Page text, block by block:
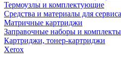
Термоузлы и комплектующие
Средства и материалы для сервиса
Матричные картриджи
Заправочные наборы и комплекты
Картриджи, тонер-картриджи
Xerox